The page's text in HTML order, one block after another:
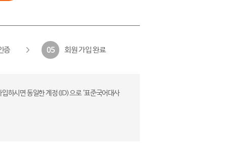
증 05 회원 가입 완료
하시면 동일한 계정(ID)으로 ‘표준국어대사